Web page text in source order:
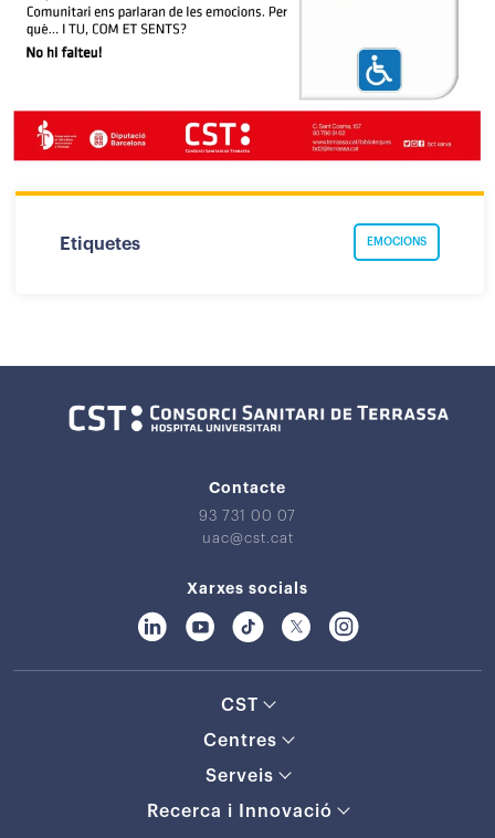
Etiquetes EMOCIONS
Contacte
93 731 00 07
uac@cst.cat
Xarxes socials
CST
Centres
Serveis
Recerca i Innovació